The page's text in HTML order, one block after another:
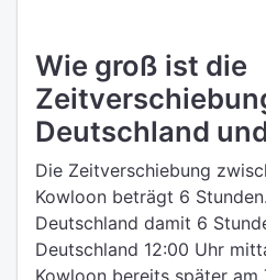
Wie groß ist die
Deutschland
Die Zeitverschiebung
Kowloon beträgt 6
Deutschland damit 6
Deutschland 12:00 Uhr
Kowloon bereits später am